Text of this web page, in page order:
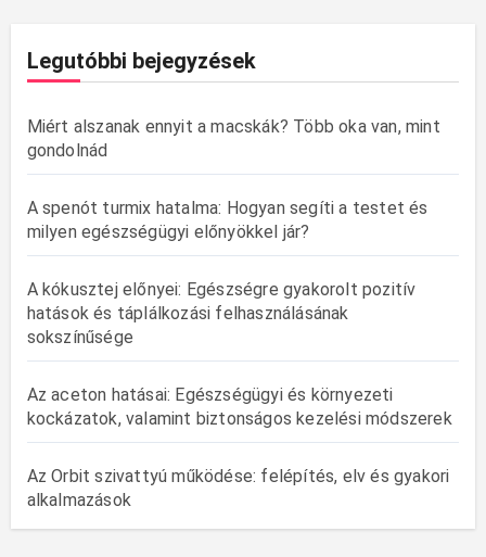
Legutóbbi bejegyzések
Miért alszanak ennyit a macskák? Több oka van, mint
gondolnád
A spenót turmix hatalma: Hogyan segíti a testet és
milyen egészségügyi előnyökkel jár?
A kókusztej előnyei: Egészségre gyakorolt pozitív
hatások és táplálkozási felhasználásának
sokszínűsége
Az aceton hatásai: Egészségügyi és környezeti
kockázatok, valamint biztonságos kezelési módszerek
Az Orbit szivattyú működése: felépítés, elv és gyakori
alkalmazások